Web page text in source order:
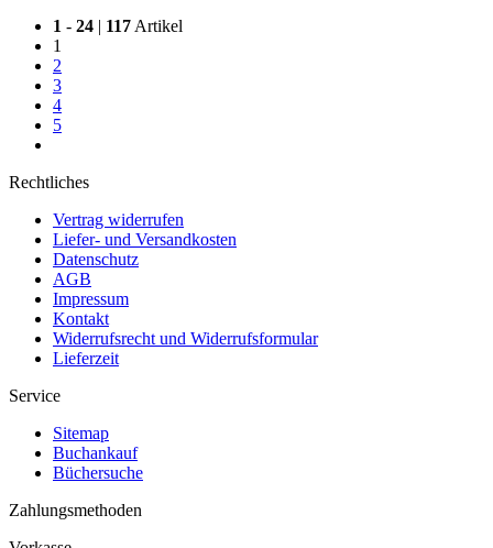
1 - 24 | 117 Artikel
1
2
3
4
5
Rechtliches
Vertrag widerrufen
Liefer- und Versandkosten
Datenschutz
AGB
Impressum
Kontakt
Widerrufsrecht und Widerrufsformular
Lieferzeit
Service
Sitemap
Buchankauf
Büchersuche
Zahlungsmethoden